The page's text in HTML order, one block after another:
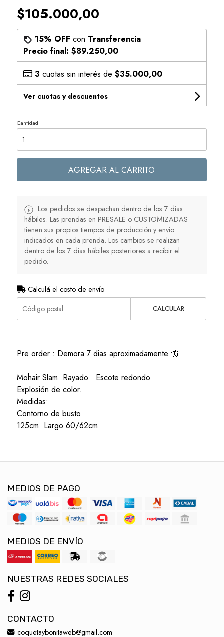
$105.000,00
15% OFF con Transferencia
Precio final: $89.250,00
3 cuotas sin interés de $35.000,00
Ver cuotas y descuentos
Cantidad
AGREGAR AL CARRITO
Los pedidos se despachan dentro de los 7 días
hábiles. Las prendas en PRESALE o CUSTOMIZADAS
tienen sus propios tiempos de producción y envío
indicados en cada prenda. Los cambios se realizan
dentro de los 7 días hábiles posteriores a recibir el
pedido.
Calculá el costo de envío
CALCULAR
Pre order : Demora 7 dias aproximadamente 🦋
Mohair Slam. Rayado . Escote redondo.
Explosión de color.
Medidas:
Contorno de busto
125cm. Largo 60/62cm.
MEDIOS DE PAGO
MEDIOS DE ENVÍO
NUESTRAS REDES SOCIALES
CONTACTO
coquetaybonitaweb@gmail.com